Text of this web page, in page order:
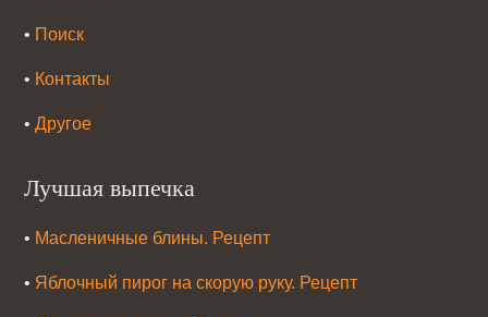
• Поиск
• Контакты
•Другое
Лучшая выпечка
• Масленичные блины. Рецепт
• Яблочный пирог на скорую руку. Рецепт